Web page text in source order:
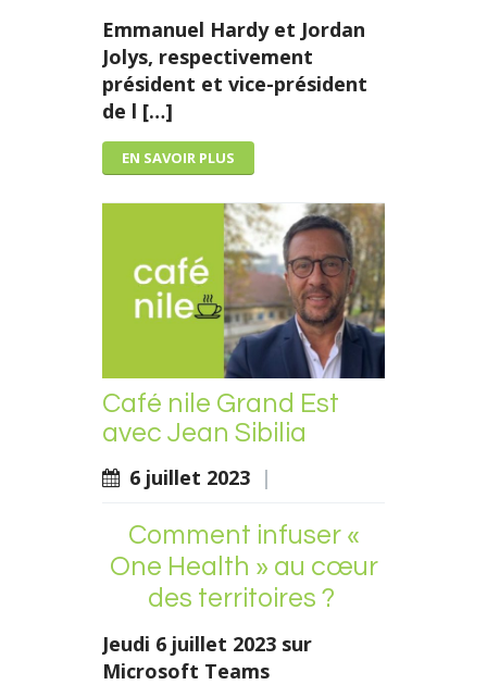
Emmanuel Hardy et Jordan
Jolys, respectivement
président et vice-président
de l […]
EN SAVOIR PLUS
Café nile Grand Est
avec Jean Sibilia
6 juillet 2023 |
Comment infuser «
One Health » au cœur
des territoires ?
Jeudi 6 juillet 2023 sur
Microsoft Teams